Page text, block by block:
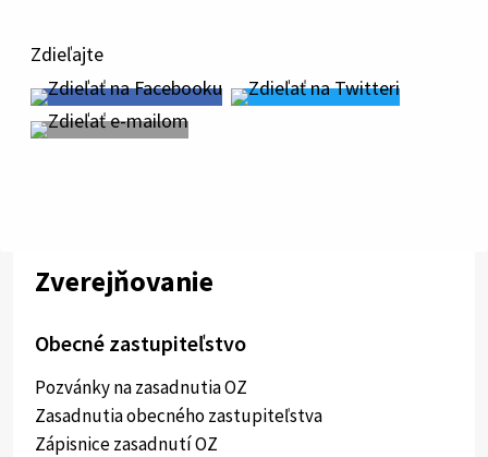
Zdieľajte
Zverejňovanie
Obecné zastupiteľstvo
Pozvánky na zasadnutia OZ
Zasadnutia obecného zastupiteľstva
Zápisnice zasadnutí OZ